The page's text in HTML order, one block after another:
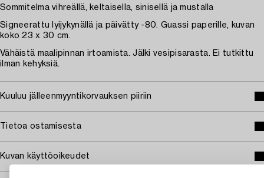
Sommitelma vihreällä, keltaisella, sinisellä ja mustalla
Signeerattu lyijykynällä ja päivätty -80. Guassi paperille, kuvan
koko 23 x 30 cm.
Vähäistä maalipinnan irtoamista. Jälki vesipisarasta. Ei tutkittu
ilman kehyksiä.
Kuuluu jälleenmyyntikorvauksen piiriin
Tietoa ostamisesta
Kuvan käyttöoikeudet